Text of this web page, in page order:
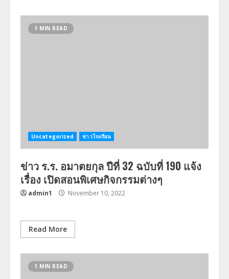
1 MIN READ
Uncategorized ข่าวโรงเรียน
ข่าว ร.ร. อมาตยกุล ปีที่ 32 ฉบับที่ 190 แจ้ง
เรื่อง เปิดสอนพิเศษกิจกรรมต่างๆ
admin1 November 10, 2022
Read More
1 MIN READ